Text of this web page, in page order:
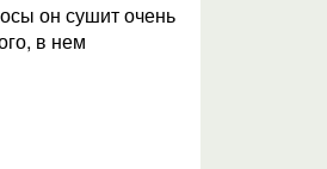
он сушит очень
в нем